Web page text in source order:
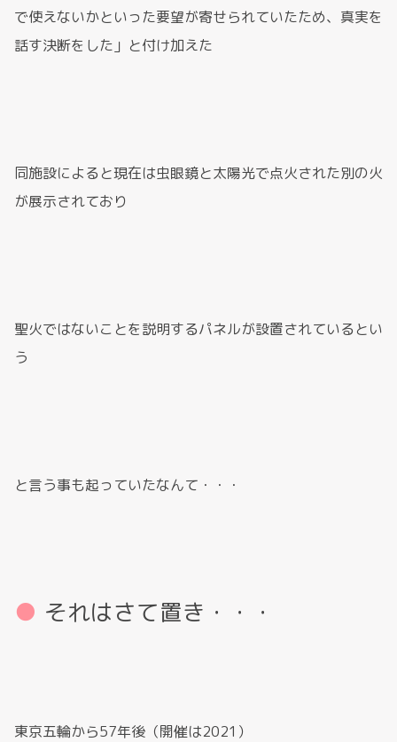
で使えないかといった要望が寄せられていたため、真実を
話す決断をした」と付け加えた
同施設によると現在は虫眼鏡と太陽光で点火された別の火
が展示されており
聖火ではないことを説明するパネルが設置されているとい
う
と言う事も起っていたなんて・・・
それはさて置き・・・
東京五輪から57年後（開催は2021）